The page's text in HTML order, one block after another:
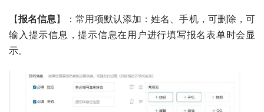
【报名信息】：常用项默认添加：姓名、手机，可删除，可
输入提示信息，提示信息在用户进行填写报名表单时会显
示。